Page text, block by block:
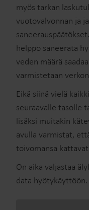
myös tarkan
vuotovalvonnan ja
helppo saneerata
veden määrä
varmistetaan
Eikä siinä vielä
seuraavalle tasolle
lisäksi muitakin
avulla varmistat,
toivomansa
On aika valjastaa
data